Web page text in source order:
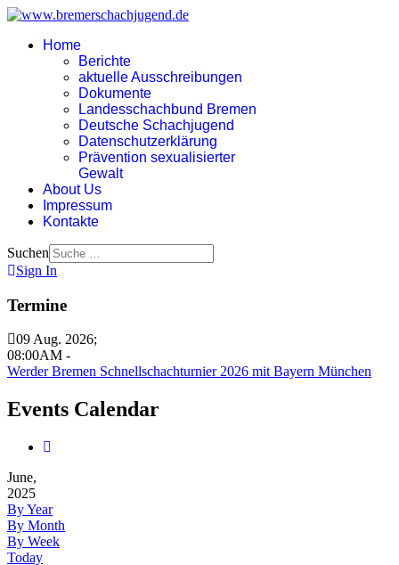
Home
Berichte
aktuelle Ausschreibungen
Dokumente
Landesschachbund Bremen
Deutsche Schachjugend
Datenschutzerklärung
Prävention sexualisierter
Gewalt
About Us
Impressum
Kontakte
Suchen
Sign In
Termine
09 Aug. 2026;
08:00AM -
Werder Bremen Schnellschachturnier 2026 mit Bayern München
Events Calendar
June,
2025
By Year
By Month
By Week
Today